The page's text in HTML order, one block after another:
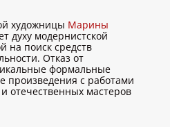
художницы Марины
духу модернистской
на поиск средств
Отказ от
формальные
произведения с работами
отечественных мастеров